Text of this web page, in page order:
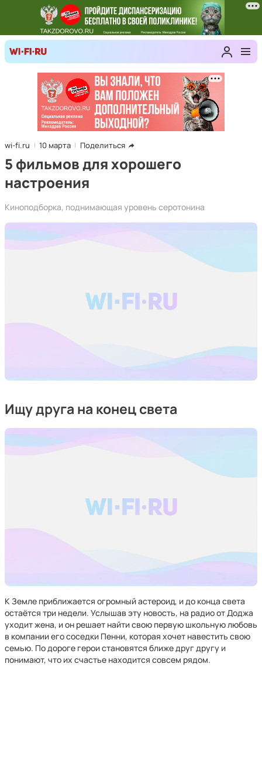
wi-fi.ru 10 марта Поделиться
5 фильмов для хорошего
настроения
Киноподборка, поднимающая уровень серотонина
Ищу друга на конец света
К Земле приближается огромный астероид, и до конца света
остаётся три недели. Услышав эту новость, на радио от Доджа
уходит жена, и он решает найти свою первую школьную любовь
в компании его соседки Пенни, которая хочет навестить свою
семью. По дороге герои становятся ближе друг другу и
понимают, что их счастье находится совсем рядом.